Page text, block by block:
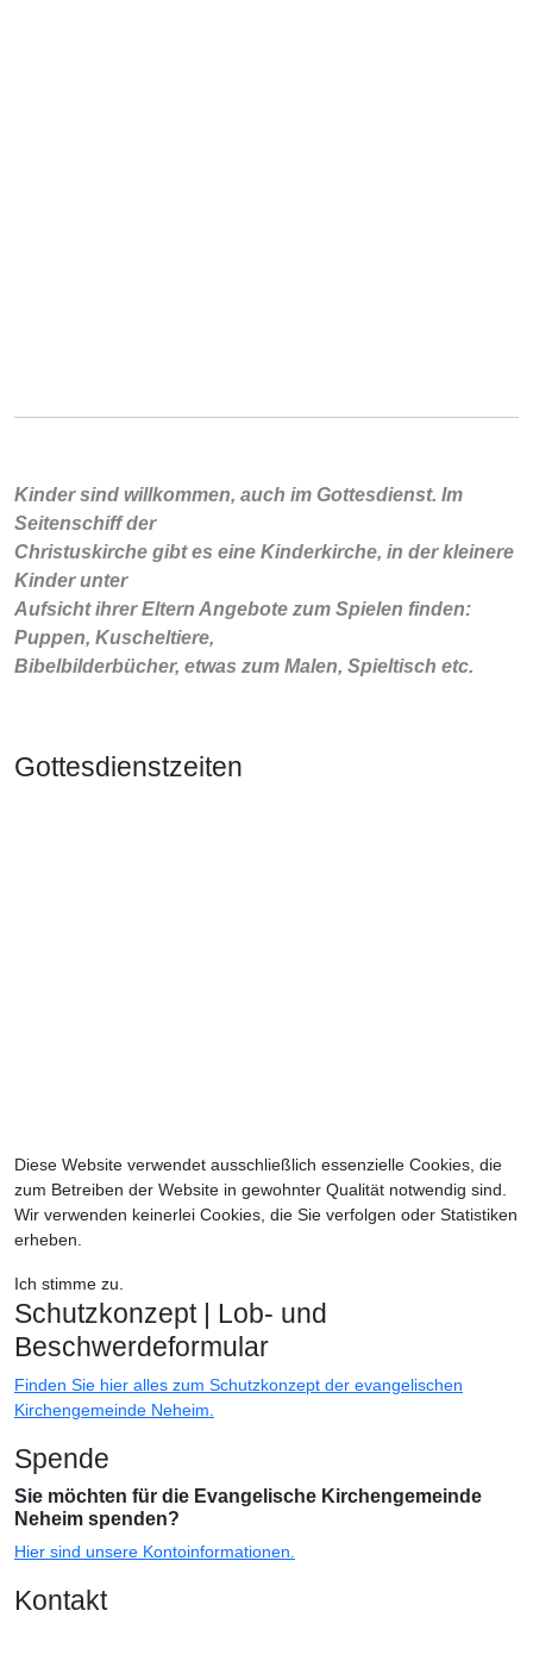
Kinder sind willkommen, auch im Gottesdienst. Im
Seitenschiff der
Christuskirche gibt es eine Kinderkirche, in der kleinere
Kinder unter
Aufsicht ihrer Eltern Angebote zum Spielen finden:
Puppen, Kuscheltiere,
Bibelbilderbücher, etwas zum Malen, Spieltisch etc.
Gottesdienstzeiten
Diese Website verwendet ausschließlich essenzielle Cookies, die
zum Betreiben der Website in gewohnter Qualität notwendig sind.
Wir verwenden keinerlei Cookies, die Sie verfolgen oder Statistiken
erheben.
Ich stimme zu.
Schutzkonzept | Lob- und
Beschwerdeformular
Finden Sie hier alles zum Schutzkonzept der evangelischen
Kirchengemeinde Neheim.
Spende
Sie möchten für die Evangelische Kirchengemeinde
Neheim spenden?
Hier sind unsere Kontoinformationen.
Kontakt